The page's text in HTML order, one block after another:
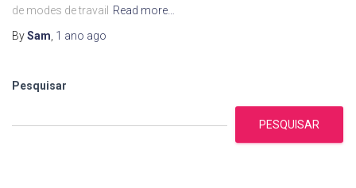
de modes de travail
Read more…
BySam 1 ano ago
Pesquisar
PESQUISAR